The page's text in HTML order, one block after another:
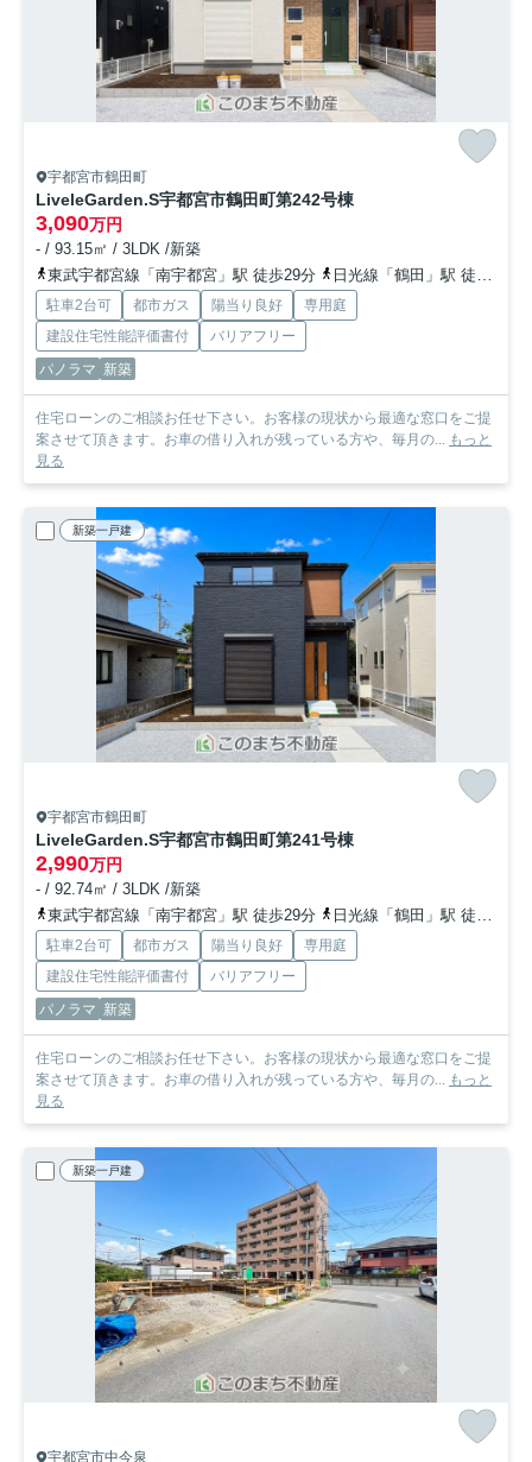
宇都宮市鶴田町
LiveleGarden.S宇都宮市鶴田町第242号棟
3,090万円
- / 93.15㎡ / 3LDK /新築
東武宇都宮線「南宇都宮」駅 徒歩29分
日光線「鶴田」駅 徒歩25分
駐車2台可 都市ガス 陽当り良好
専用庭
建設住宅性能評価書付
バリアフリー
パノラマ 新築
住宅ローンのご相談お任せ下さい。お客様の現状から最適な窓口をご提
案させて頂きます。お車の借り入れが残っている方や、毎月の... もっと
見る
新築一戸建
宇都宮市鶴田町
LiveleGarden.S宇都宮市鶴田町第241号棟
2,990万円
- / 92.74㎡ / 3LDK /新築
東武宇都宮線「南宇都宮」駅 徒歩29分
日光線「鶴田」駅 徒歩25分
駐車2台可 都市ガス 陽当り良好
専用庭
建設住宅性能評価書付
バリアフリー
パノラマ 新築
住宅ローンのご相談お任せ下さい。お客様の現状から最適な窓口をご提
案させて頂きます。お車の借り入れが残っている方や、毎月の... もっと
見る
新築一戸建
宇都宮市中今泉